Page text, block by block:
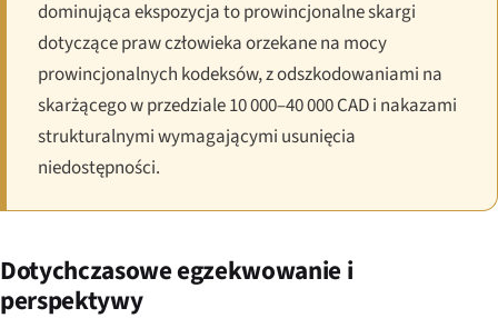
dominująca ekspozycja to prowincjonalne skargi
dotyczące praw człowieka orzekane na mocy
prowincjonalnych kodeksów, z odszkodowaniami na
skarżącego w przedziale 10 000–40 000 CAD i nakazami
strukturalnymi wymagającymi usunięcia
niedostępności.
Dotychczasowe egzekwowanie i
perspektywy